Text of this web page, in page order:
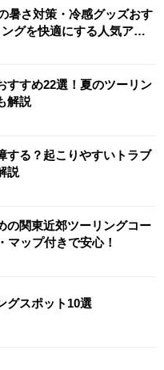
暑さ対策・冷感グッズおす
グを快適にする人気アイ
すすめ22選！夏のツーリン
解説
する？起こりやすいトラブ
説
の関東近郊ツーリングコー
マップ付きで安心！
グスポット10選